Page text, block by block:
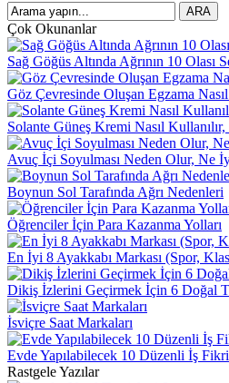
Çok Okunanlar
Sağ Göğüs Altında Ağrının 10 Olası
Göz Çevresinde Oluşan Egzama
Solante Güneş Kremi Nasıl
Avuç İçi Soyulması Neden Olur, Ne
Boynun Sol Tarafında Ağrı Nedenleri
Öğrenciler İçin Para Kazanma Yolları
En İyi 8 Ayakkabı Markası (Spor,
Dikiş İzlerini Geçirmek İçin 6 Doğal
İsviçre Saat Markaları
Evde Yapılabilecek 10 Düzenli İş Fikri
Rastgele Yazılar